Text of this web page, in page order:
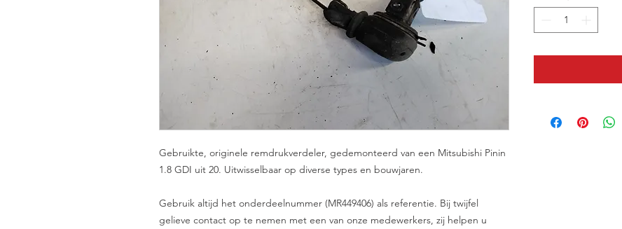
Gebruikte, originele remdrukverdeler, gedemonteerd van een Mitsubishi Pinin
1.8 GDI uit 20. Uitwisselbaar op diverse types en bouwjaren.
Gebruik altijd het onderdeelnummer (MR449406) als referentie. Bij twijfel
gelieve contact op te nemen met een van onze medewerkers, zij helpen u